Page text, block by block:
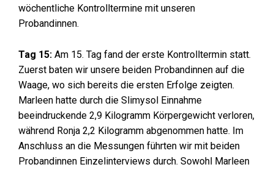
wöchentliche Kontrolltermine mit unseren
Probandinnen.
Tag 15: Am 15. Tag fand der erste Kontrolltermin statt.
Zuerst baten wir unsere beiden Probandinnen auf die
Waage, wo sich bereits die ersten Erfolge zeigten.
Marleen hatte durch die Slimysol Einnahme
beeindruckende 2,9 Kilogramm Körpergewicht verloren,
während Ronja 2,2 Kilogramm abgenommen hatte. Im
Anschluss an die Messungen führten wir mit beiden
Probandinnen Einzelinterviews durch. Sowohl Marleen